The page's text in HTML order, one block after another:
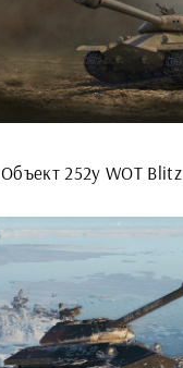
Объект 252у WOT Blitz